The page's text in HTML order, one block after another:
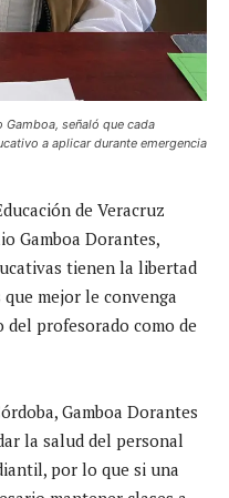
Gamboa, señaló que cada
a aplicar durante emergencia
de Veracruz
Gamboa Dorantes,
tienen la libertad
mejor le convenga
profesorado como de
Gamboa Dorantes
la salud del personal
por lo que si una